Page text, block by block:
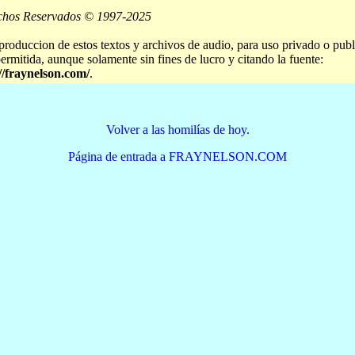
Reservados © 1997-2025
de estos textos y archivos de audio, para uso privado o
aunque solamente sin fines de lucro y citando la fuente:
fraynelson.com/.
Volver a las homilías de hoy.
Página de entrada a FRAYNELSON.COM